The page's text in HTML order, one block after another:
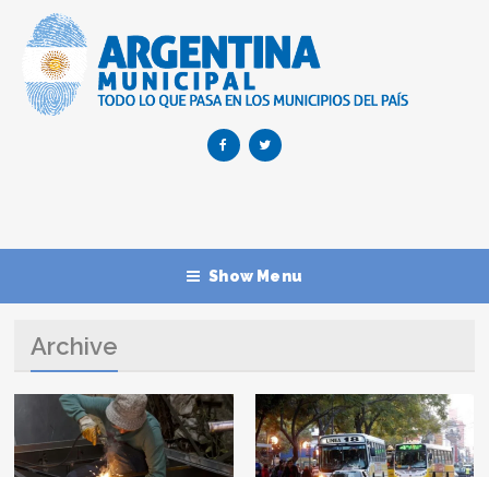
Show Menu
Archive